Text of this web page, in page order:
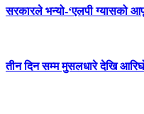
सरकारले भन्यो-‘एलपी ग्यासको
तीन दिन सम्म मुसलधारे देखि